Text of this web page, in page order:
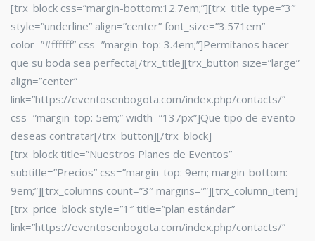
[trx_block css=”margin-bottom:12.7em;”][trx_title type=”3″
style=”underline” align=”center” font_size=”3.571em”
color=”#ffffff” css=”margin-top: 3.4em;”]Permítanos hacer
que su boda sea perfecta[/trx_title][trx_button size=”large”
align=”center”
link=”https://eventosenbogota.com/index.php/contacts/”
css=”margin-top: 5em;” width=”137px”]Que tipo de evento
deseas contratar[/trx_button][/trx_block]
[trx_block title=”Nuestros Planes de Eventos”
subtitle=”Precios” css=”margin-top: 9em; margin-bottom:
9em;”][trx_columns count=”3″ margins=””][trx_column_item]
[trx_price_block style=”1″ title=”plan estándar”
link=”https://eventosenbogota.com/index.php/contacts/”